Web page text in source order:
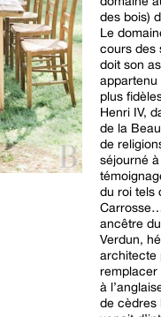
des bois)
Le
cours des
doit son
appartenu
plus
Henri IV,
de la
de
séjourné
du roi tels
Carrosse… En 1796,
ancêtre
Verdun,
architecte
remplacer
à
de cèdres